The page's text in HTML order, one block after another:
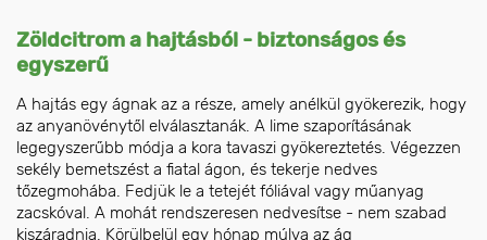
Zöldcitrom a hajtásból - biztonságos és
egyszerű
A hajtás egy ágnak az a része, amely anélkül gyökerezik, hogy
az anyanövénytől elválasztanák. A lime szaporításának
legegyszerűbb módja a kora tavaszi gyökereztetés. Végezzen
sekély bemetszést a fiatal ágon, és tekerje nedves
tőzegmohába. Fedjük le a tetejét fóliával vagy műanyag
zacskóval. A mohát rendszeresen nedvesítse - nem szabad
kiszáradnia. Körülbelül egy hónap múlva az ág